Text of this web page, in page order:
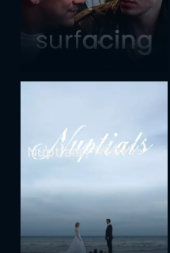
Nuptials / নিউজীয়াহ